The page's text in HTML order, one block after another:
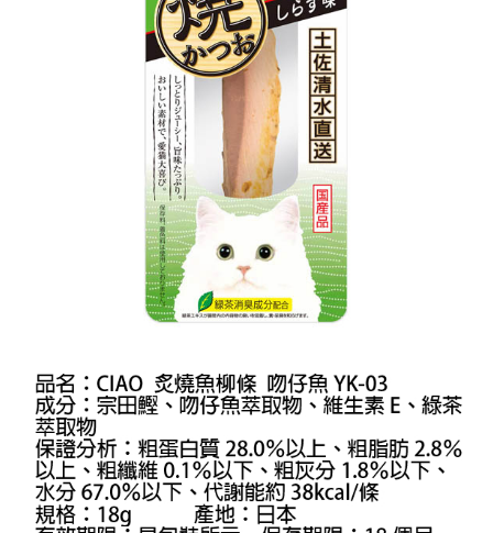
１．透過由恩沛科技股份有限公司提供之「AFTEE先享後付」服務完成之交
易，需依本服務之必要範圍內提供個人資料，並將交易相關給付款項請求債
權轉讓予恩沛科技股份有限公司。
２．關於個人資料處理事宜，請瀏覽以下網址：
https://aftee.tw/terms/#terms3
３．未成年的使用者請事先徵得法定代理人或監護人之同意方可使用
「AFTEE先享後付」，若未經同意申辦者引起之損失，本公司不負相關責
４．使用「AFTEE先享後付」時，將依據個別帳號之用戶狀況，依本公司即
時審查核予不同之上限額度；若仍有額度不足之情形，本公司將視審查結果
請求用戶進行身份認證。
５．嚴禁一人註冊多個帳號或使用他人資訊註冊。若發現惡意使用之情形，
恩沛科技股份有限公司將有權停止該用戶之使用額度並採取法律行動。
每筆NT$65，滿NT$490(含以上)免運費
每筆NT$65，滿NT$490(含以上)免運費
每筆NT$100，滿NT$790(含以上)免運費
付款後寶雅門市自取(由倉庫統一出貨)
每筆NT$80，滿NT$290(含以上)免運費